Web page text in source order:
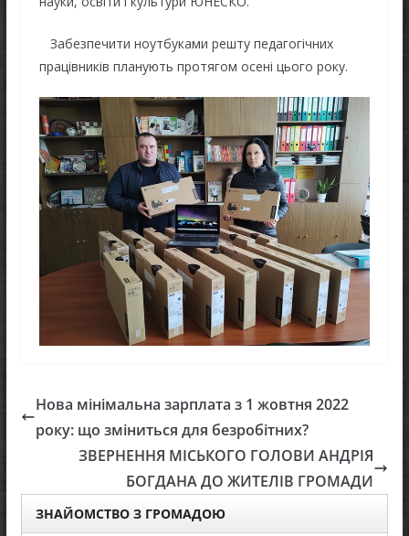
Забезпечити ноутбуками решту педагогічних
працівників планують протягом осені цього року.
Нова мінімальна зарплата з 1 жовтня 2022
року: що зміниться для безробітних?
ЗВЕРНЕННЯ МІСЬКОГО ГОЛОВИ АНДРІЯ
БОГДАНА ДО ЖИТЕЛІВ ГРОМАДИ
ЗНАЙОМСТВО З ГРОМАДОЮ